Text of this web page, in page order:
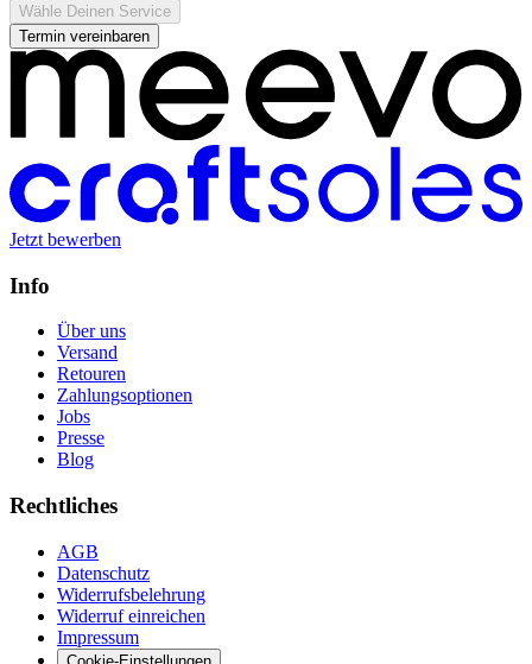
Wähle Deinen Service
Termin vereinbaren
Jetzt bewerben
Info
Über uns
Versand
Retouren
Zahlungsoptionen
Jobs
Presse
Blog
Rechtliches
AGB
Datenschutz
Widerrufsbelehrung
Widerruf einreichen
Impressum